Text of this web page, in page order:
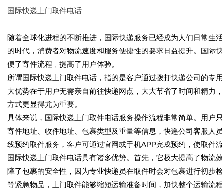
国际快递上门取件电话
随着全球化进程的不断推进，国际快递服务已经成为人们日常
的时代，消费者对物流速度和服务便捷性的要求日益提升。国
便了寄件流程，提高了用户体验。
所谓国际快递上门取件电话，指的是客户通过拨打快递公司的
大优势在于用户无需亲自前往快递网点，大大节省了时间和精
方式更显得尤为重要。
具体来说，国际快递上门取件电话服务操作流程非常简单。用户
寄件地址、收件地址、包裹类型及重量等信息，快递公司客服人
线预约取件服务，客户可通过官网或手机APP完成预约，使取件
国际快递上门取件电话具有诸多优势。首先，它极大提高了物
障了包裹的安全性，因为专业快递员在取件时会对包裹进行初步
等紧急物品，上门取件能够缩短运输准备时间，加快整个运输流